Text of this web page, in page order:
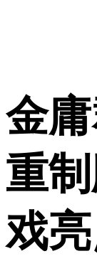
金
重
戏